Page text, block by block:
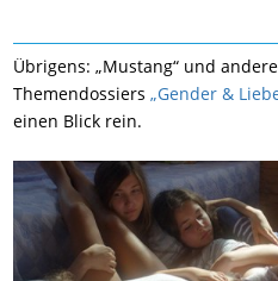
Übrigens: „Mustang“ und
Themendossiers„Gender &
einen Blick rein.